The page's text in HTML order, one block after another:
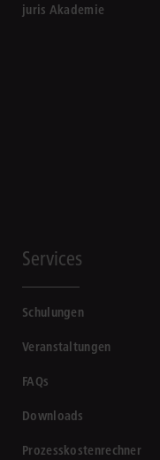
juris Akademie
Services
Schulungen
Veranstaltungen
FAQs
Downloads
Prozesskostenrechner